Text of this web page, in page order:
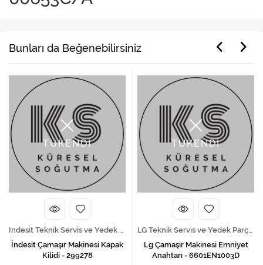
Bunları da Beğenebilirsiniz
TÜKENDİ
Indesit Teknik Servis ve Yedek Parça Hizmetleri
İndesit Çamaşır Makinesi Kapak
Kilidi - 299278
TÜKENDİ
LG Teknik Servis ve Yedek Parça Hizmetleri
Lg Çamaşır Makinesi Emniyet
Anahtarı - 6601EN1003D